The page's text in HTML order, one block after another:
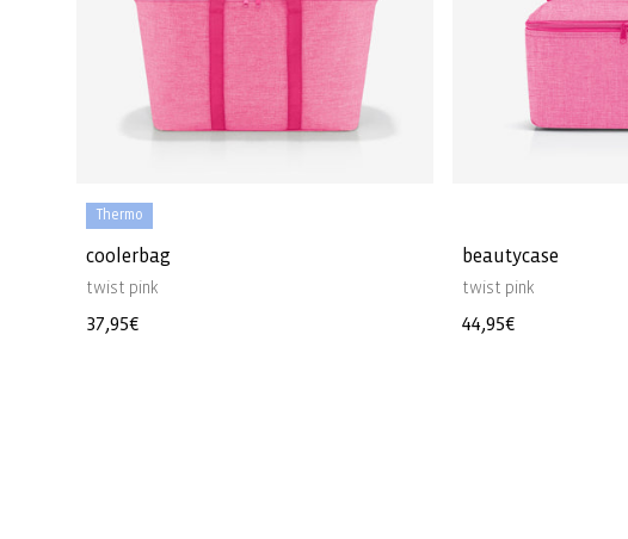
Thermo
coolerbag
twist pink
Normaler
37,95€
beautycase
twist pink
Normaler
44,95€